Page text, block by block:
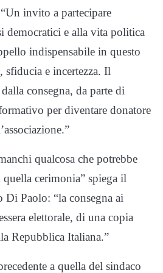
invito a partecipare
democratici e alla vita politica
indispensabile in questo
sfiducia e incertezza. Il
consegna, da parte di
per diventare donatore
qualcosa che potrebbe
cerimonia” spiega il
Paolo: “la consegna ai
elettorale, di una copia
Repubblica Italiana.”
a quella del sindaco